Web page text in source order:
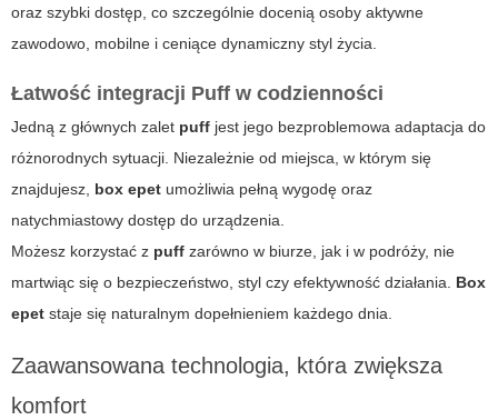
oraz szybki dostęp, co szczególnie docenią osoby aktywne
zawodowo, mobilne i ceniące dynamiczny styl życia.
Łatwość integracji Puff w codzienności
Jedną z głównych zalet puff jest jego bezproblemowa adaptacja do
różnorodnych sytuacji. Niezależnie od miejsca, w którym się
znajdujesz, box epet umożliwia pełną wygodę oraz
natychmiastowy dostęp do urządzenia.
Możesz korzystać z puff zarówno w biurze, jak i w podróży, nie
martwiąc się o bezpieczeństwo, styl czy efektywność działania. Box
epet staje się naturalnym dopełnieniem każdego dnia.
Zaawansowana technologia, która zwiększa
komfort